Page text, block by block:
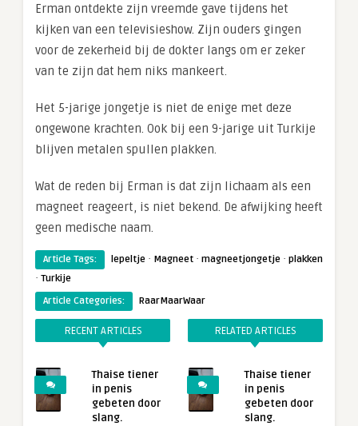
Erman ontdekte zijn vreemde gave tijdens het
kijken van een televisieshow. Zijn ouders gingen
voor de zekerheid bij de dokter langs om er zeker
van te zijn dat hem niks mankeert.
Het 5-jarige jongetje is niet de enige met deze
ongewone krachten. Ook bij een 9-jarige uit Turkije
blijven metalen spullen plakken.
Wat de reden bij Erman is dat zijn lichaam als een
magneet reageert, is niet bekend. De afwijking heeft
geen medische naam.
Article Tags: lepeltje · Magneet · magneetjongetje · plakken
· Turkije
Article Categories:
RaarMaarWaar
RECENT ARTICLES
Thaise tiener
in penis
gebeten door
slang.
RELATED ARTICLES
Thaise tiener
in penis
gebeten door
slang.